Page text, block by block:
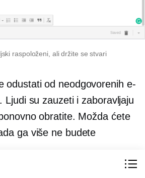
raspoloženi, ali držite se stvari
odustati od neodgovorenih e-
Ljudi su zauzeti i zaboravljaju
obratite. Možda ćete
ga više ne budete